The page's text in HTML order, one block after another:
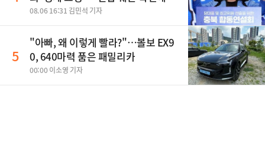
야"
08.06 16:31 김민석 기자
5
"아빠, 왜 이렇게 빨라?"…볼보 EX9
0, 640마력 품은 패밀리카
00:00 이소영 기자